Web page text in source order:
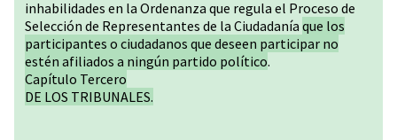
inhabilidades en la Ordenanza que regula el Proceso de
Selección de Representantes de la Ciudadanía que los
participantes o ciudadanos que deseen participar no
estén afiliados a ningún partido político.
Capítulo Tercero
DE LOS TRIBUNALES.